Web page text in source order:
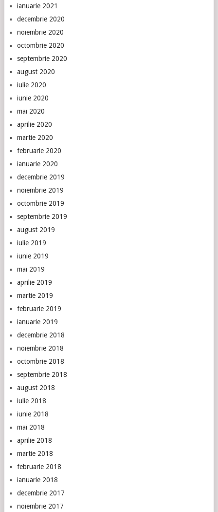
ianuarie 2021
decembrie 2020
noiembrie 2020
octombrie 2020
septembrie 2020
august 2020
iulie 2020
iunie 2020
mai 2020
aprilie 2020
martie 2020
februarie 2020
ianuarie 2020
decembrie 2019
noiembrie 2019
octombrie 2019
septembrie 2019
august 2019
iulie 2019
iunie 2019
mai 2019
aprilie 2019
martie 2019
februarie 2019
ianuarie 2019
decembrie 2018
noiembrie 2018
octombrie 2018
septembrie 2018
august 2018
iulie 2018
iunie 2018
mai 2018
aprilie 2018
martie 2018
februarie 2018
ianuarie 2018
decembrie 2017
noiembrie 2017